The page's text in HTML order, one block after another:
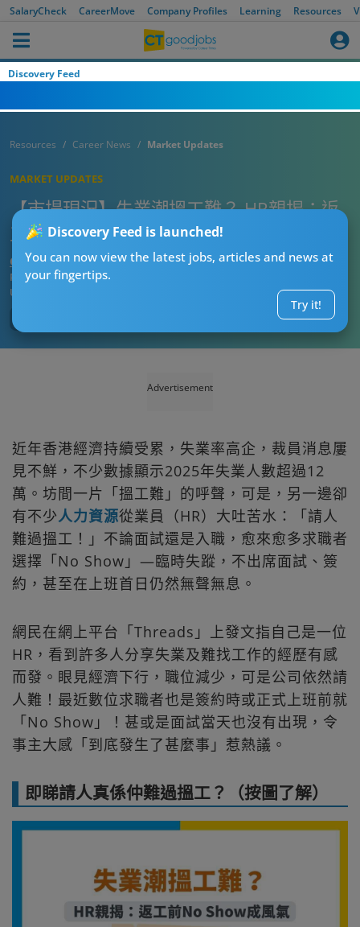
SalaryCheck CareerMove Company Profiles Learning Resources
Discovery Feed
Discovery Feed is launched!
You can now view the latest jobs, articles and news at
your fingertips.
Try it!
Resources Career News Market Updates
MARKET UPDATES
【市場現況】失業潮搵工難？ HR親揭：返
工前No Show成風氣，請人仲難過搵工啊！
CTgoodjobs’ Editor
Published:2026-07-29 09:15
Updated:
Advertisement
近年香港經濟持續受累，失業率高企，裁員消息屢
見不鮮，不少數據顯示2025年失業人數超過12
萬。坊間一片「搵工難」的呼聲，可是，另一邊卻
有不少人力資源從業員（HR）大吐苦水：「請人
難過搵工！」不論面試還是入職，愈來愈多求職者
選擇「No Show」—臨時失蹤，不出席面試、簽
約，甚至在上班首日仍然無聲無息。
網民在網上平台「Threads」上發文指自己是一位
HR，看到許多人分享失業及難找工作的經歷有感
而發。眼見經濟下行，職位減少，可是公司依然請
人難！最近數位求職者也是簽約時或正式上班前就
「No Show」！甚或是面試當天也沒有出現，令
事主大感「到底發生了甚麼事」惹熱議。
即睇請人真係仲難過搵工？（按圖了解）